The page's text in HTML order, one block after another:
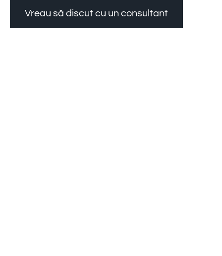
Vreau să discut cu un consultant